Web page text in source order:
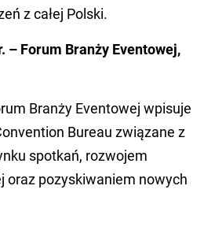
z całej Polski.
– Forum Branży Eventowej,
Branży Eventowej wpisuje
Bureau związane z
spotkań, rozwojem
oraz pozyskiwaniem nowych